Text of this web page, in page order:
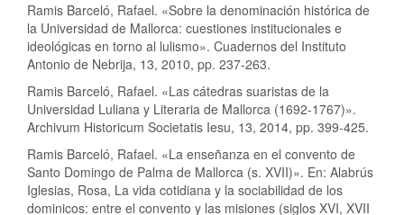
Ramis Barceló, Rafael. «Sobre la denominación histórica de
la Universidad de Mallorca: cuestiones institucionales e
ideológicas en torno al lulismo». Cuadernos del Instituto
Antonio de Nebrija, 13, 2010, pp. 237-263.
Ramis Barceló, Rafael. «Las cátedras suaristas de la
Universidad Luliana y Literaria de Mallorca (1692-1767)».
Archivum Historicum Societatis Iesu, 13, 2014, pp. 399-425.
Ramis Barceló, Rafael. «La enseñanza en el convento de
Santo Domingo de Palma de Mallorca (s. XVII)». En: Alabrús
Iglesias, Rosa, La vida cotidiana y la sociabilidad de los
dominicos: entre el convento y las misiones (siglos XVI, XVII